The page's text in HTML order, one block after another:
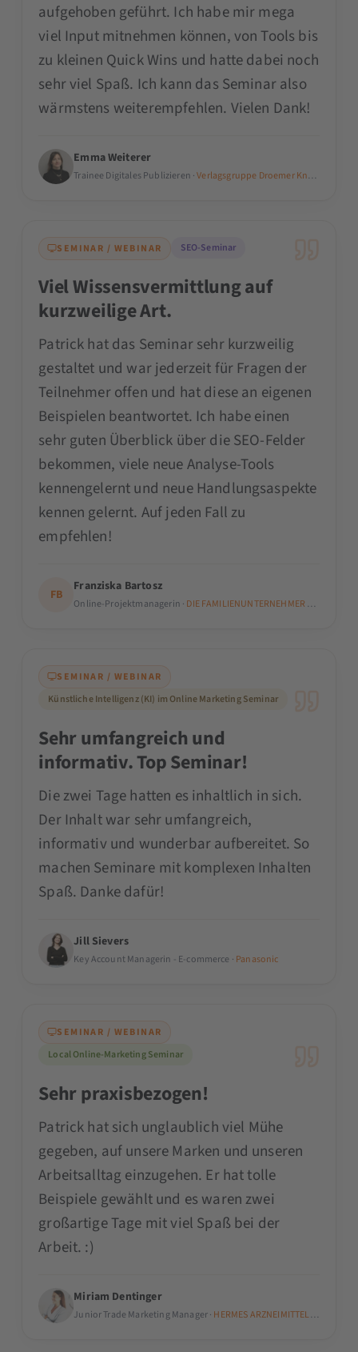
aufgehoben geführt. Ich habe mir mega
viel Input mitnehmen können, von Tools bis
zu kleinen Quick Wins und hatte dabei noch
sehr viel Spaß. Ich kann das Seminar also
wärmstens weiterempfehlen. Vielen Dank!
Emma Weiterer
Trainee Digitales Publizieren ·Verlagsgruppe Droemer Knaur GmbH &
SEMINAR / WEBINAR SEO-Seminar
Viel Wissensvermittlung auf
kurzweilige Art.
Patrick hat das Seminar sehr kurzweilig
gestaltet und war jederzeit für Fragen der
Teilnehmer offen und hat diese an eigenen
Beispielen beantwortet. Ich habe einen
sehr guten Überblick über die SEO-Felder
bekommen, viele neue Analyse-Tools
kennengelernt und neue Handlungsaspekte
kennen gelernt. Auf jeden Fall zu
empfehlen!
FB
Franziska Bartosz
Online-Projektmanagerin · DIE FAMILIENUNTERNEHMER e.V.
SEMINAR / WEBINAR
Künstliche Intelligenz (KI) im Online Marketing Seminar
Sehr umfangreich und
informativ. Top Seminar!
Die zwei Tage hatten es inhaltlich in sich.
Der Inhalt war sehr umfangreich,
informativ und wunderbar aufbereitet. So
machen Seminare mit komplexen Inhalten
Spaß. Danke dafür!
Jill Sievers
Key Account Managerin - E-commerce · Panasonic
SEMINAR / WEBINAR
Local Online-Marketing Seminar
Sehr praxisbezogen!
Patrick hat sich unglaublich viel Mühe
gegeben, auf unsere Marken und unseren
Arbeitsalltag einzugehen. Er hat tolle
Beispiele gewählt und es waren zwei
großartige Tage mit viel Spaß bei der
Arbeit. :)
Miriam Dentinger
Junior Trade Marketing Manager · HERMES ARZNEIMITTEL GmbH